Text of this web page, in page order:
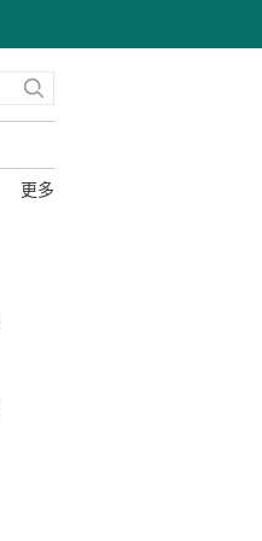
更多